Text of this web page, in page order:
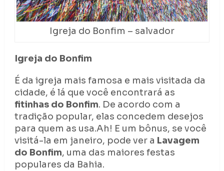
Igreja do Bonfim – salvador
Igreja do Bonfim
É da igreja mais famosa e mais visitada da
cidade, é lá que você encontrará as
fitinhas do Bonfim. De acordo com a
tradição popular, elas concedem desejos
para quem as usa.Ah! E um bônus, se você
visitá-la em janeiro, pode ver a Lavagem
do Bonfim, uma das maiores festas
populares da Bahia.